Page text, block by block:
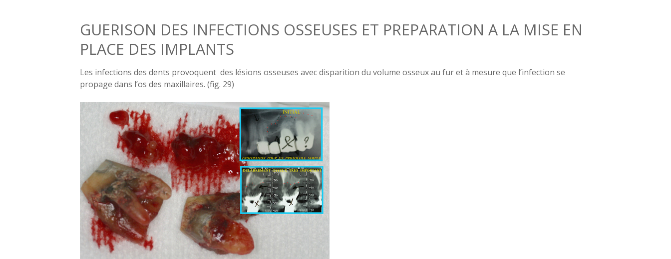
GUERISON DES INFECTIONS OSSEUSES ET PREPARATION A LA MISE EN
PLACE DES IMPLANTS
Les infections des dents provoquent des lésions osseuses avec disparition du volume osseux au fur et à mesure que l’infection se
propage dans l’os des maxillaires. (fig. 29)